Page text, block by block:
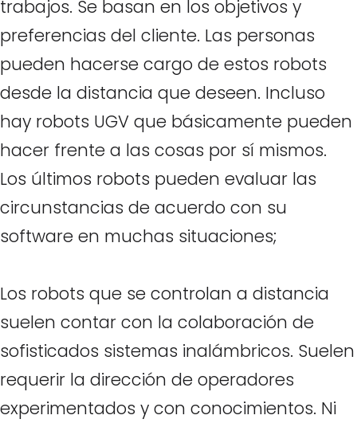
trabajos. Se basan en los objetivos y
preferencias del cliente. Las personas
pueden hacerse cargo de estos robots
desde la distancia que deseen. Incluso
hay robots UGV que básicamente pueden
hacer frente a las cosas por sí mismos.
Los últimos robots pueden evaluar las
circunstancias de acuerdo con su
software en muchas situaciones;
Los robots que se controlan a distancia
suelen contar con la colaboración de
sofisticados sistemas inalámbricos. Suelen
requerir la dirección de operadores
experimentados y con conocimientos. Ni